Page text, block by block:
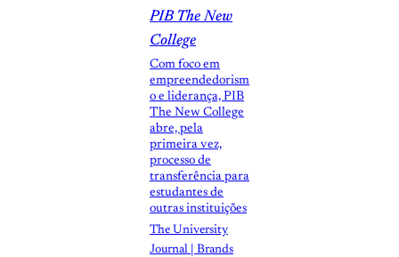
PIB The New
College
Com foco em
empreendedorism
o e liderança, PIB
The New College
abre, pela
primeira vez,
processo de
transferência para
estudantes de
outras instituições
The University
Journal | Brands